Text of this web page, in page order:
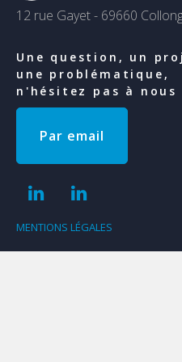
12 rue Gayet - 69660
Une question, un
une problématique,
n'hésitez pas à
Par email
MENTIONS LÉGALES